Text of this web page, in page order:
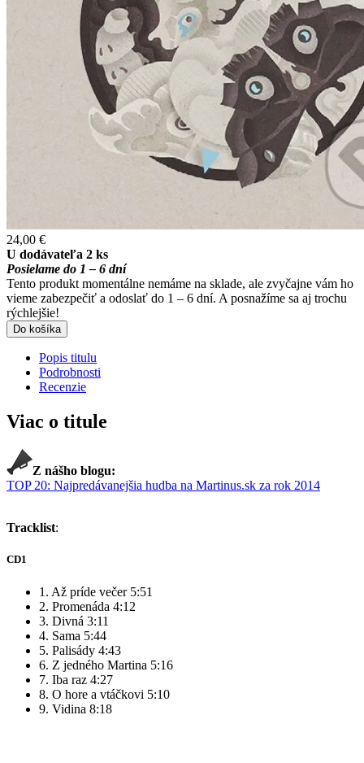
24,00 €
U dodávateľa 2 ks
Posielame do 1 – 6 dní
Tento produkt momentálne nemáme na sklade, ale zvyčajne vám ho
vieme zabezpečiť a odoslať do 1 – 6 dní. A posnažíme sa aj trochu
rýchlejšie!
Do košíka
Popis titulu
Podrobnosti
Recenzie
Viac o titule
Z nášho blogu:
TOP 20: Najpredávanejšia hudba na Martinus.sk za rok 2014
Tracklist:
CD1
1. Až príde večer 5:51
2. Promenáda 4:12
3. Divná 3:11
4. Sama 5:44
5. Palisády 4:43
6. Z jedného Martina 5:16
7. Iba raz 4:27
8. O hore a vtáčkovi 5:10
9. Vidina 8:18